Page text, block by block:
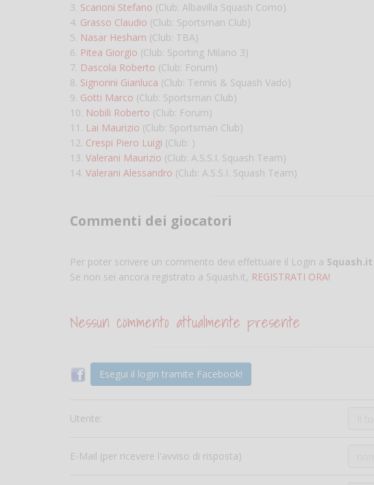
3. Scarioni Stefano (Club: Albavilla Squash Como)
4. Grasso Claudio (Club: Sportsman Club)
5. Nasar Hesham (Club: TBA)
6. Pitea Giorgio (Club: Sporting Milano 3)
7. Dascola Roberto (Club: Forum)
8. Signorini Gianluca (Club: Tennis & Squash Vado)
9. Gotti Marco (Club: Sportsman Club)
10. Nobili Roberto (Club: Forum)
11. Lai Maurizio (Club: Sportsman Club)
12. Crespi Piero Luigi (Club: )
13. Valerani Maurizio (Club: A.S.S.I. Squash Team)
14. Valerani Alessandro (Club: A.S.S.I. Squash Team)
Commenti dei giocatori
Per poter scrivere un commento devi effettuare il Login a Squash.it
Se non sei ancora registrato a Squash.it, REGISTRATI ORA!
Nessun commento attualmente presente
Esegui il login tramite Facebook!
Utente:
E-Mail (per ricevere l'avviso di risposta)